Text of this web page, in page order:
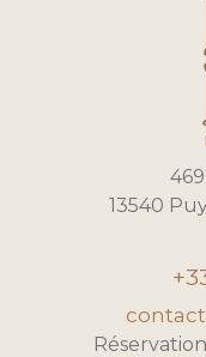
13540